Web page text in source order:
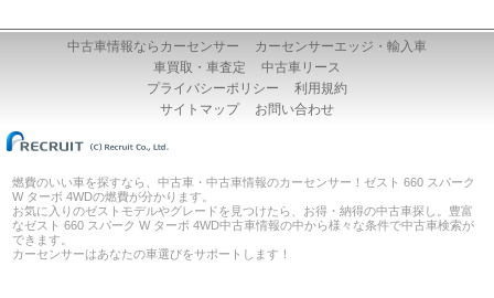
中古車情報ならカーセンサー
カーセンサーエッジ・輸入車
車買取・車査定
中古車リース
プライバシーポリシー
利用規約
サイトマップ
お問い合わせ
燃費のいい車を探すなら、中古車・中古車情報のカーセンサー！ゼスト 660 スパーク
W ターボ 4WDの燃費が分かります。
お気に入りのゼストモデルやグレードを見つけたら、お得・納得の中古車探し。豊富
なゼスト 660 スパーク W ターボ 4WD中古車情報の中から様々な条件で中古車検索が
できます。
カーセンサーはあなたの車選びをサポートします！